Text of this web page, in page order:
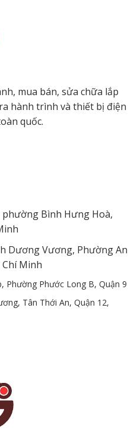
mua bán, sửa chữa lắp
hành trình và thiết bị điện
quốc.
Bình Hưng Hoà,
Dương Vương, Phường An
Minh
Phường Phước Long B, Quận 9
Tân Thới An, Quận 12,